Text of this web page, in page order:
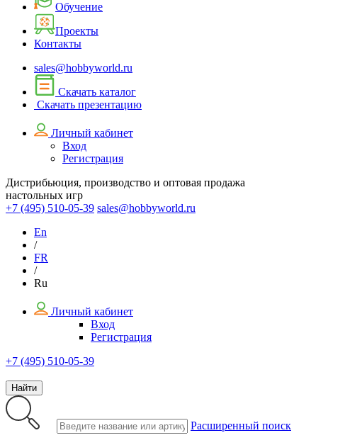
Обучение
Проекты
Контакты
sales@hobbyworld.ru
Скачать каталог
Скачать презентацию
Личный кабинет
Вход
Регистрация
Дистрибьюция, производство и оптовая продажа
настольных игр
+7 (495) 510-05-39 sales@hobbyworld.ru
En
/
FR
/
Ru
Личный кабинет
Вход
Регистрация
+7 (495) 510-05-39
Найти
Расширенный поиск